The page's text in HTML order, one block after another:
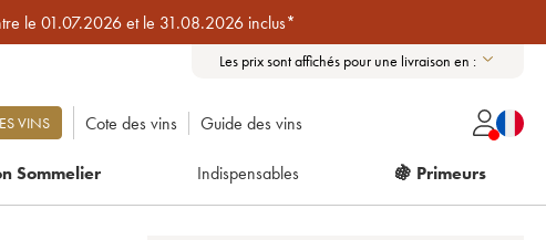
le 01.07.2026 et le 31.08.2026 inclus*
Les prix sont affichés pour une livraison en :
VINS Cote des vins Guide des vins
Sommelier Indispensables 🍇 Primeurs